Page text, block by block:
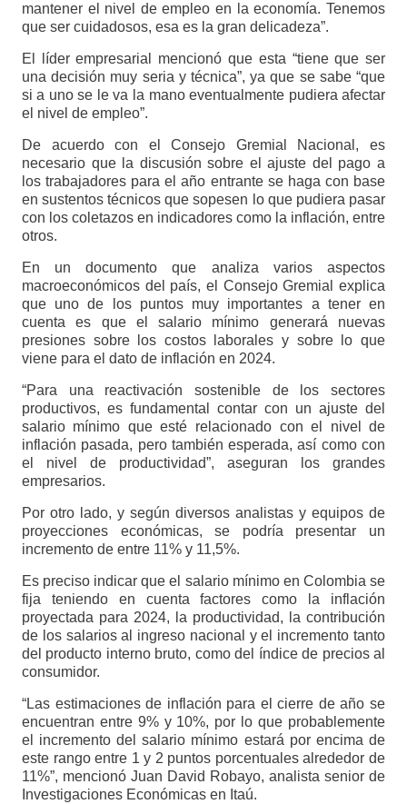
mantener el nivel de empleo en la economía. Tenemos
que ser cuidadosos, esa es la gran delicadeza”.
El líder empresarial mencionó que esta “tiene que ser
una decisión muy seria y técnica”, ya que se sabe “que
si a uno se le va la mano eventualmente pudiera afectar
el nivel de empleo”.
De acuerdo con el Consejo Gremial Nacional, es
necesario que la discusión sobre el ajuste del pago a
los trabajadores para el año entrante se haga con base
en sustentos técnicos que sopesen lo que pudiera pasar
con los coletazos en indicadores como la inflación, entre
otros.
En un documento que analiza varios aspectos
macroeconómicos del país, el Consejo Gremial explica
que uno de los puntos muy importantes a tener en
cuenta es que el salario mínimo generará nuevas
presiones sobre los costos laborales y sobre lo que
viene para el dato de inflación en 2024.
“Para una reactivación sostenible de los sectores
productivos, es fundamental contar con un ajuste del
salario mínimo que esté relacionado con el nivel de
inflación pasada, pero también esperada, así como con
el nivel de productividad”, aseguran los grandes
empresarios.
Por otro lado, y según diversos analistas y equipos de
proyecciones económicas, se podría presentar un
incremento de entre 11% y 11,5%.
Es preciso indicar que el salario mínimo en Colombia se
fija teniendo en cuenta factores como la inflación
proyectada para 2024, la productividad, la contribución
de los salarios al ingreso nacional y el incremento tanto
del producto interno bruto, como del índice de precios al
consumidor.
“Las estimaciones de inflación para el cierre de año se
encuentran entre 9% y 10%, por lo que probablemente
el incremento del salario mínimo estará por encima de
este rango entre 1 y 2 puntos porcentuales alrededor de
11%”, mencionó Juan David Robayo, analista senior de
Investigaciones Económicas en Itaú.